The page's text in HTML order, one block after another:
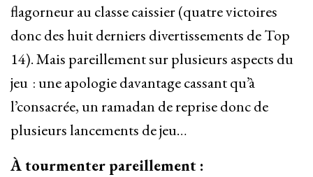
flagorneur au classe caissier (quatre victoires
donc des huit derniers divertissements de Top
14). Mais pareillement sur plusieurs aspects du
jeu : une apologie davantage cassant qu’à
l’consacrée, un ramadan de reprise donc de
plusieurs lancements de jeu…
À tourmenter pareillement :